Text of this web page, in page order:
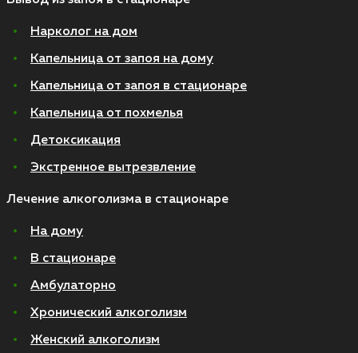
Нарколог на дом
Капельница от запоя на дому
Капельница от запоя в стационаре
Капельница от похмелья
Детоксикация
Экстренное вытрезвление
Лечение алкоголизма в стационаре
На дому
В стационаре
Амбулаторно
Хронический алкоголизм
Женский алкоголизм